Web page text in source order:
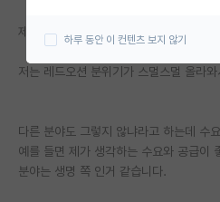
대학원 합격 후기 게시판
연구실(PI) 홍보 게시판
임용 정보 게시판
제가 대학원 신입생 일때도 ai가 핫해진
저는 레드오션 분위기가 스멀스멀 올라
다른 분야도 그렇지 않냐라고 하는데 수
예를 들면 제가 생각하는 수요와 공급이
분야는 생명 쪽 인거 같습니다.
하루 동안 이 컨텐츠 보지 않기